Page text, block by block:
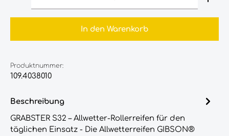
In den Warenkorb
Produktnummer:
109.4038010
Beschreibung
GRABSTER S32 – Allwetter-Rollerreifen für den
täglichen Einsatz - Die Allwetterreifen GIBSON®